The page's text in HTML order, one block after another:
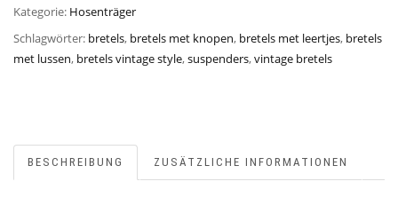
Kategorie: Hosenträger
Schlagwörter: bretels, bretels met knopen, bretels met leertjes, bretels
met lussen, bretels vintage style,suspenders,vintage bretels
BESCHREIBUNG ZUSÄTZLICHE INFORMATIONEN